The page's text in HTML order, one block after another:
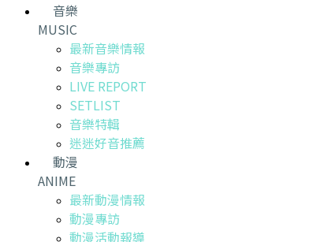
音樂
MUSIC
最新音樂情報
音樂專訪
LIVE REPORT
SETLIST
音樂特輯
迷迷好音推薦
動漫
ANIME
最新動漫情報
動漫專訪
動漫活動報導